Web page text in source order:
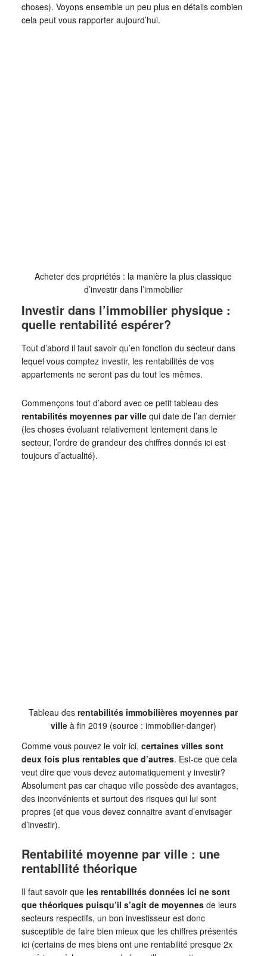
choses). Voyons ensemble un peu plus en détails combien
cela peut vous rapporter aujourd’hui.
Acheter des propriétés : la manière la plus classique
d’investir dans l’immobilier
Investir dans l’immobilier physique :
quelle rentabilité espérer?
Tout d’abord il faut savoir qu’en fonction du secteur dans
lequel vous comptez investir, les rentabilités de vos
appartements ne seront pas du tout les mêmes.
Commençons tout d’abord avec ce petit tableau des
rentabilités moyennes par villequi date de l’an dernier
(les choses évoluant relativement lentement dans le
secteur, l’ordre de grandeur des chiffres donnés ici est
toujours d’actualité).
Tableau desrentabilités immobilières moyennes par
villeà fin 2019 (source : immobilier-danger)
Comme vous pouvez le voir ici, certaines villes sont
deux fois plus rentables que d’autres. Est-ce que cela
veut dire que vous devez automatiquement y investir?
Absolument pas car chaque ville possède des avantages,
des inconvénients et surtout des risques qui lui sont
propres (et que vous devez connaitre avant d’envisager
d’investir).
Rentabilité moyenne par ville : une
rentabilité théorique
Il faut savoir que les rentabilités données ici ne sont
que théoriques puisqu’il s’agit de moyennesde leurs
secteurs respectifs, un bon investisseur est donc
susceptible de faire bien mieux que les chiffres présentés
ici (certains de mes biens ont une rentabilité presque 2x